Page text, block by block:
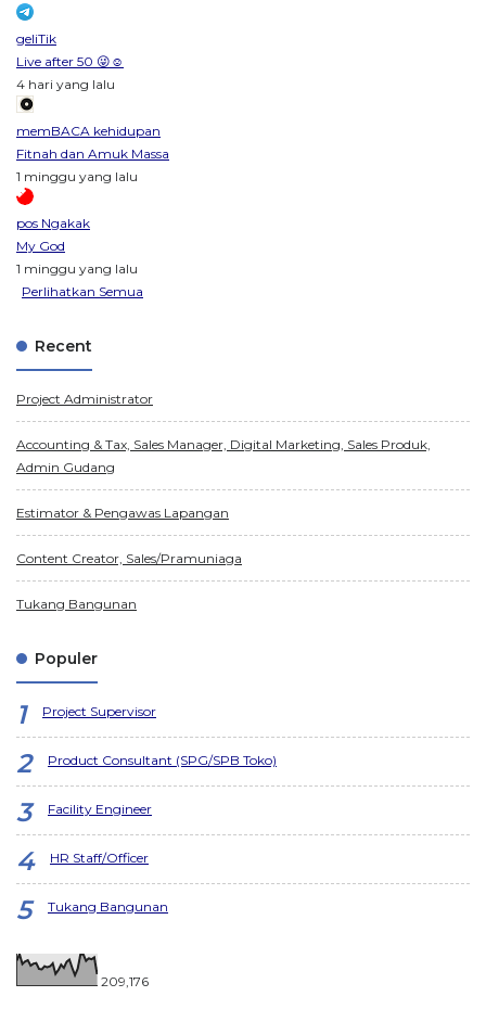
geliTik
Live after 50 😜☺️
4 hari yang lalu
memBACA kehidupan
Fitnah dan Amuk Massa
1 minggu yang lalu
pos Ngakak
My God
1 minggu yang lalu
Perlihatkan Semua
Recent
Project Administrator
Accounting & Tax, Sales Manager, Digital Marketing, Sales Produk,
Admin Gudang
Estimator & Pengawas Lapangan
Content Creator, Sales/Pramuniaga
Tukang Bangunan
Populer
Project Supervisor
Product Consultant (SPG/SPB Toko)
Facility Engineer
HR Staff/Officer
Tukang Bangunan
209,176